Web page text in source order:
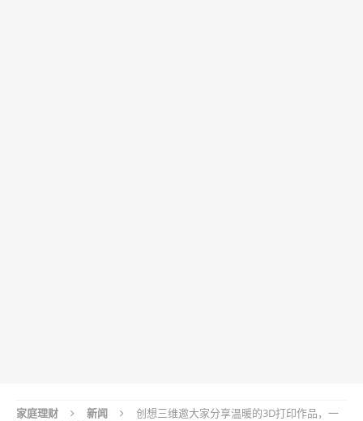
家庭理财 新闻
创想三维邀大家分享温暖的3D打印作品，一